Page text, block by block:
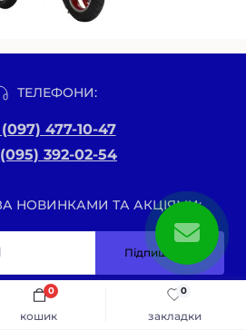
закладки
0
кошик
0
ТЕЛЕФОНИ:
477-10-47
392-02-54
НОВИНКАМИ ТА АКЦІЯМИ:
Підпишіться
оферта і згоден з вимогами